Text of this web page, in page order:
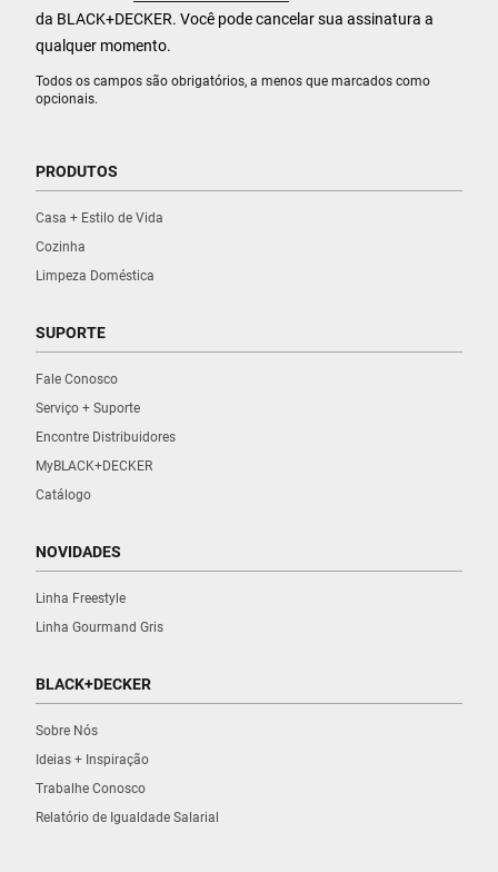
Todos os campos são obrigatórios, a menos que marcados como
opcionais.
da BLACK+DECKER. Você pode cancelar sua assinatura a
qualquer momento.
PRODUTOS
Casa + Estilo de Vida
Cozinha
Limpeza Doméstica
SUPORTE
Fale Conosco
Serviço + Suporte
Encontre Distribuidores
MyBLACK+DECKER
Catálogo
NOVIDADES
Linha Freestyle
Linha Gourmand Gris
BLACK+DECKER
Sobre Nós
Ideias + Inspiração
Trabalhe Conosco
Relatório de Igualdade Salarial